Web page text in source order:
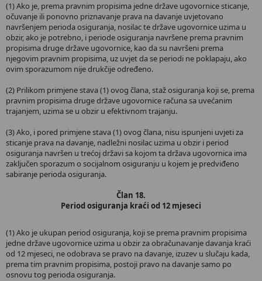
(1) Ako je, prema pravnim propisima jedne države ugovornice sticanje,
očuvanje ili ponovno priznavanje prava na davanje uvjetovano
navršenjem perioda osiguranja, nosilac te države ugovornice uzima u
obzir, ako je potrebno, i periode osiguranja navršene prema pravnim
propisima druge države ugovornice, kao da su navršeni prema
njegovim pravnim propisima, uz uvjet da se periodi ne poklapaju, ako
ovim sporazumom nije drukčije određeno.
(2) Prilikom primjene stava (1) ovog člana, staž osiguranja koji se, prema
pravnim propisima druge države ugovornice računa sa uvećanim
trajanjem, uzima se u obzir u efektivnom trajanju.
(3) Ako, i pored primjene stava (1) ovog člana, nisu ispunjeni uvjeti za
sticanje prava na davanje, nadležni nosilac uzima u obzir i period
osiguranja navršen u trećoj državi sa kojom ta država ugovornica ima
zaključen sporazum o socijalnom osiguranju u kojem je predviđeno
sabiranje perioda osiguranja.
Član 18.
Period osiguranja kraći od 12 mjeseci
(1) Ako je ukupan period osiguranja, koji se prema pravnim propisima
jedne države ugovornice uzima u obzir za obračunavanje davanja kraći
od 12 mjeseci, ne odobrava se pravo na davanje, izuzev u slučaju kada,
prema tim pravnim propisima, postoji pravo na davanje samo po
osnovu tog perioda osiguranja.